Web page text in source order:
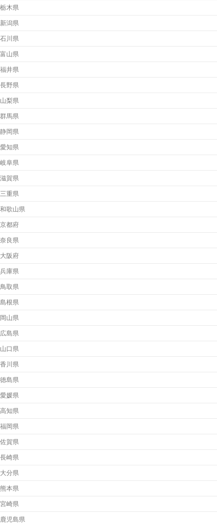
栃木県
新潟県
石川県
富山県
福井県
長野県
山梨県
群馬県
静岡県
愛知県
岐阜県
滋賀県
三重県
和歌山県
京都府
奈良県
大阪府
兵庫県
鳥取県
島根県
岡山県
広島県
山口県
香川県
徳島県
愛媛県
高知県
福岡県
佐賀県
長崎県
大分県
熊本県
宮崎県
鹿児島県